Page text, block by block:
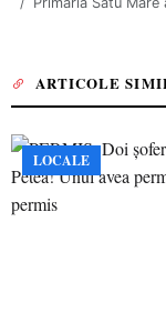
ARTICOLE
LOCALE